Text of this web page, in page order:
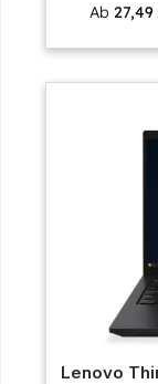
Ab
Lenovo